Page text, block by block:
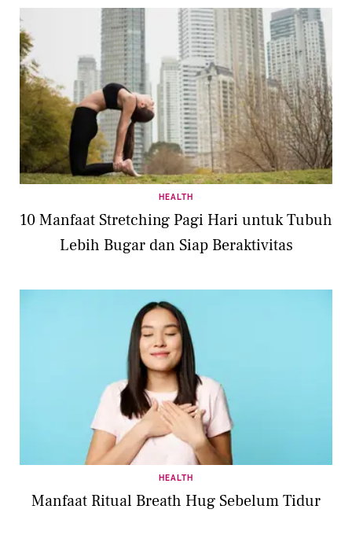
HEALTH
10 Manfaat Stretching Pagi Hari untuk Tubuh
Lebih Bugar dan Siap Beraktivitas
HEALTH
Manfaat Ritual Breath Hug Sebelum Tidur